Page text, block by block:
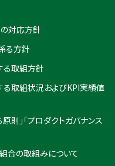
の対応方針
る方針
る取組方針
る取組状況およびKPI実績値
則」「プロダクトガバナンス
合の取組みについて